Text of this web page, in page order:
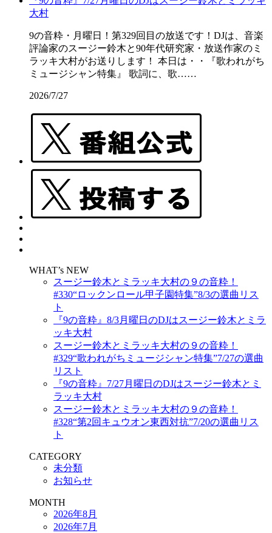
大村
9の音粋・月曜日！第329回目の放送です！DJは、音楽
評論家のスージー鈴木と90年代研究家・放送作家のミ
ラッキ大村がお送りします！ 本日は・・『歌われがち
ミュージシャン特集』 歌詞に、歌……
2026/7/27
WHAT’s NEW
スージー鈴木とミラッキ大村の９の音粋！
#330“ロックンロール甲子園特集”8/3の選曲リス
ト
『9の音粋』8/3月曜日のDJはスージー鈴木とミラ
ッキ大村
スージー鈴木とミラッキ大村の９の音粋！
#329“歌われがちミュージシャン特集”7/27の選曲
リスト
『9の音粋』7/27月曜日のDJはスージー鈴木とミ
ラッキ大村
スージー鈴木とミラッキ大村の９の音粋！
#328“第2回キュウオン東西対抗”7/20の選曲リス
ト
CATEGORY
未分類
お知らせ
MONTH
2026年8月
2026年7月